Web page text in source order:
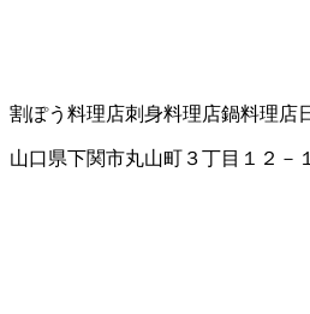
割ぽう料理店刺身料理店鍋料理店
山口県下関市丸山町３丁目１２－